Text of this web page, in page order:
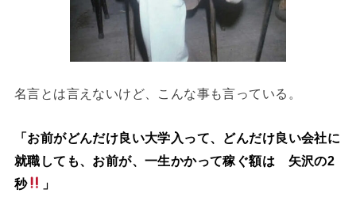
名言とは言えないけど、こんな事も言っている。
「お前がどんだけ良い大学入って、どんだけ良い会社に
就職しても、お前が、一生かかって稼ぐ額は 矢沢の2
秒
」